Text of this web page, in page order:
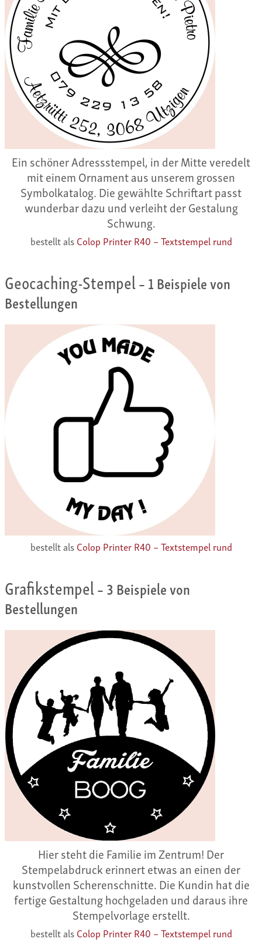
Ein schöner Adressstempel, in der Mitte veredelt
mit einem Ornament aus unserem grossen
Symbolkatalog. Die gewählte Schriftart passt
wunderbar dazu und verleiht der Gestalung
Schwung.
bestellt alsColop Printer R40 – Textstempel rund
Geocaching-Stempel– 1 Beispiele von
Bestellungen
bestellt alsColop Printer R40 – Textstempel rund
Grafikstempel– 3 Beispiele von
Bestellungen
Hier steht die Familie im Zentrum! Der
Stempelabdruck erinnert etwas an einen der
kunstvollen Scherenschnitte. Die Kundin hat die
fertige Gestaltung hochgeladen und daraus ihre
Stempelvorlage erstellt.
bestellt alsColop Printer R40 – Textstempel rund